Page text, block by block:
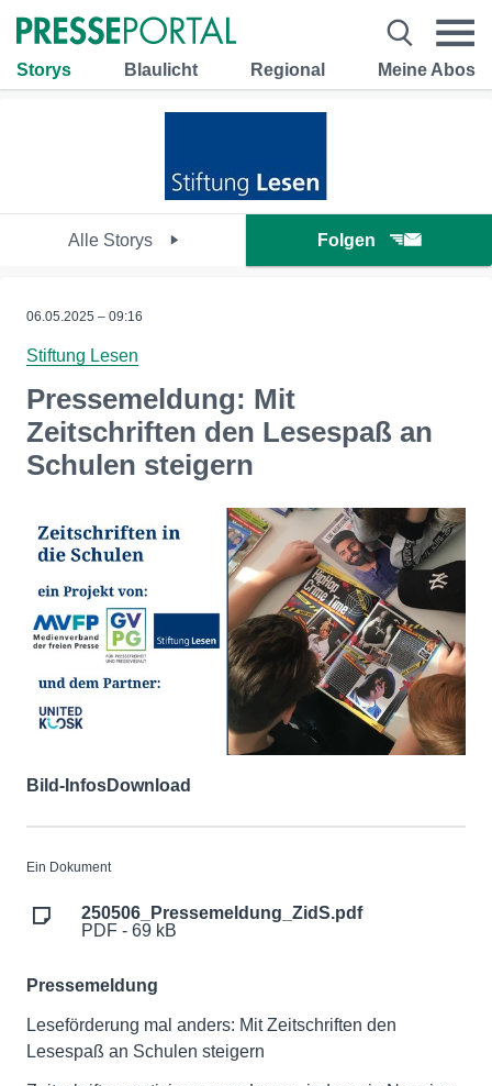
Storys Blaulicht Regional Meine Abos
Alle Storys Folgen
06.05.2025 – 09:16
Stiftung Lesen
Pressemeldung: Mit
Zeitschriften den Lesespaß an
Schulen steigern
Bild-InfosDownload
Ein Dokument
250506_Pressemeldung_ZidS.pdf
PDF - 69 kB
Pressemeldung
Leseförderung mal anders: Mit Zeitschriften den
Lesespaß an Schulen steigern